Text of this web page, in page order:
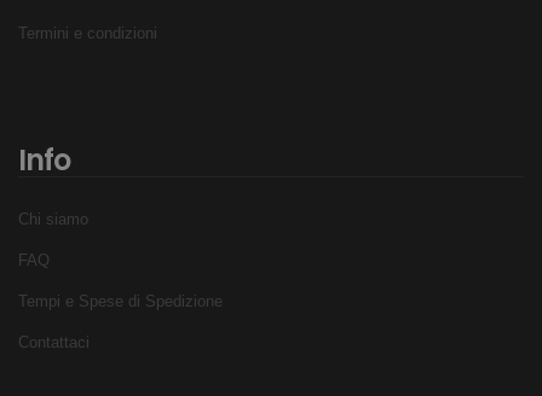
Termini e condizioni
Info
Chi siamo
FAQ
Tempi e Spese di Spedizione
Contattaci